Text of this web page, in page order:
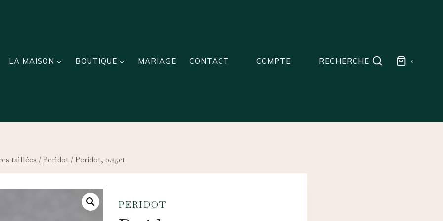
LA MAISON BOUTIQUE MARIAGE CONTACT COMPTE RECHERCHE 0
taillées / Peridot / Peridot, 0.25ct
PERIDOT